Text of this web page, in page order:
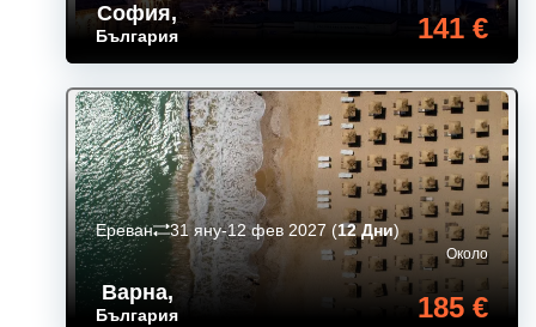
София,
България 141 €
Варна,
България
Около
185 €
Ереван 31 яну-12 фев 2027 (12 Дни)